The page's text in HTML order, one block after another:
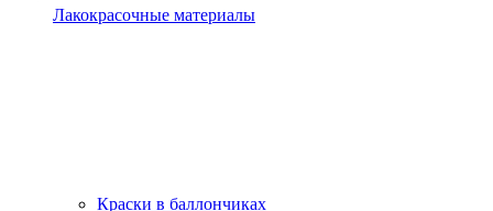
Лакокрасочные материалы
Краски в баллончиках